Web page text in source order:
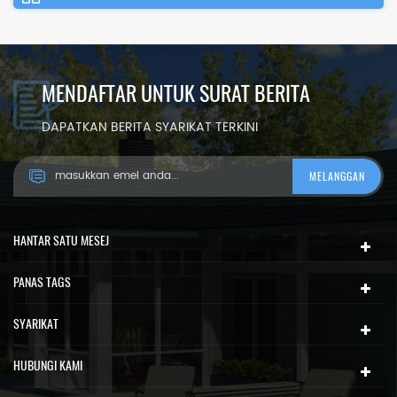
MENDAFTAR UNTUK SURAT BERITA
DAPATKAN BERITA SYARIKAT TERKINI
HANTAR SATU MESEJ
PANAS TAGS
SYARIKAT
HUBUNGI KAMI